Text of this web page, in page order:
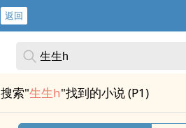
返回
搜索"生生h"找到的小说 (P1)